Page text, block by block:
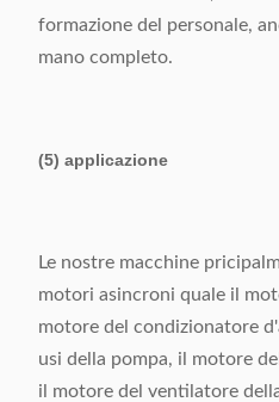
formazione del personale,
mano completo.
(5) applicazione
Le nostre macchine
motori asincroni quale il
motore del condizionatore
usi della pompa, il motore
il motore del ventilatore